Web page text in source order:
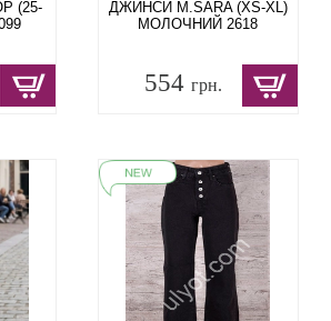
(25-
ДЖИНСИ M.SARA (XS-XL)
МОЛОЧНИЙ 2618
554грн.